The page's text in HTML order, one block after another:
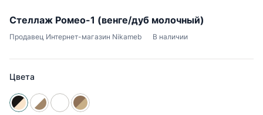
Стеллаж Ромео-1 (венге/дуб молочный)
Продавец Интернет-магазин Nikameb В наличии
Цвета